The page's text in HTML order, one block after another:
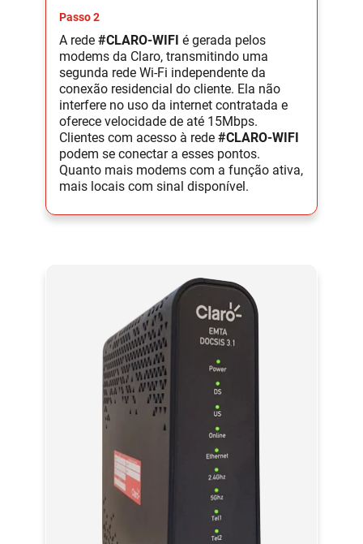
Passo 2
A rede #CLARO-WIFI é gerada pelos
modems da Claro, transmitindo uma
segunda rede Wi-Fi independente da
conexão residencial do cliente. Ela não
interfere no uso da internet contratada e
oferece velocidade de até 15Mbps.
Clientes com acesso à rede #CLARO-WIFI
podem se conectar a esses pontos.
Quanto mais modems com a função ativa,
mais locais com sinal disponível.